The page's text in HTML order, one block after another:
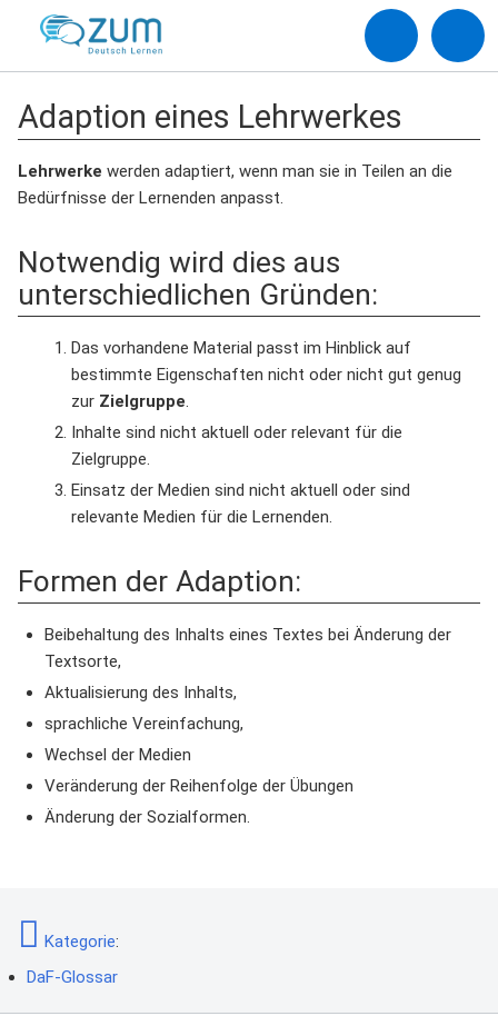
Adaption eines Lehrwerkes
Lehrwerke werden adaptiert, wenn man sie in Teilen an die
Bedürfnisse der Lernenden anpasst.
Notwendig wird dies aus
unterschiedlichen Gründen:
Das vorhandene Material passt im Hinblick auf
bestimmte Eigenschaften nicht oder nicht gut genug
zur Zielgruppe.
Inhalte sind nicht aktuell oder relevant für die
Zielgruppe.
Einsatz der Medien sind nicht aktuell oder sind
relevante Medien für die Lernenden.
Formen der Adaption:
Beibehaltung des Inhalts eines Textes bei Änderung der
Textsorte,
Aktualisierung des Inhalts,
sprachliche Vereinfachung,
Wechsel der Medien
Veränderung der Reihenfolge der Übungen
Änderung der Sozialformen.
Kategorie:
DaF-Glossar